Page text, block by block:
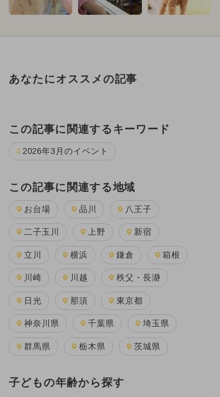
あなたにオススメの記事
この記事に関連するキーワード
2026年3月のイベント
この記事に関連する地域
お台場 品川 八王子
二子玉川 上野 新宿
立川 横浜 鎌倉 箱根
川崎 川越 秩父・長瀞
日光 那須 東京都
神奈川県 千葉県 埼玉県
群馬県 栃木県 茨城県
子どもの年齢から探す